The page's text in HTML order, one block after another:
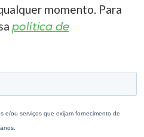
momento. Para
política de